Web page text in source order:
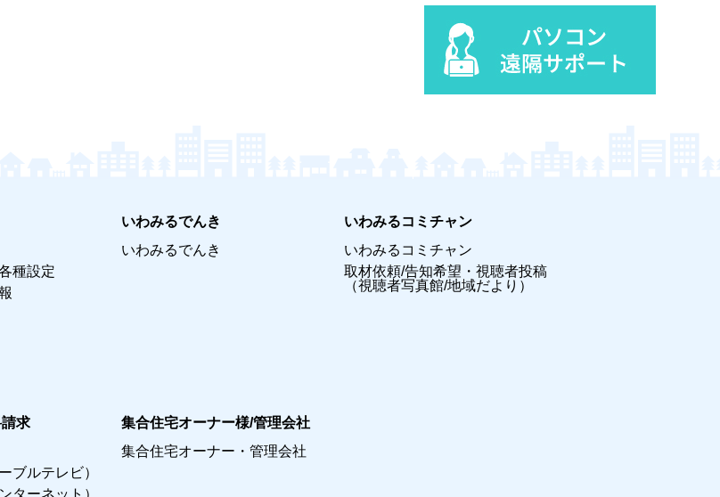
種設定
いわみるでんき
いわみるでんき
いわみるコミチャン
いわみるコミチャン
取材依頼/告知希望・視聴者投稿
（視聴者写真館/地域だより）
求
ブルテレビ）
ターネット）
集合住宅オーナー様/管理会社
集合住宅オーナー・管理会社